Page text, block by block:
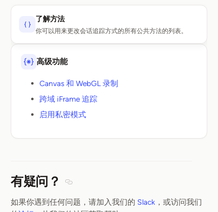
了解方法
你可以用来更改会话追踪方式的所有公共方法的列表。
高级功能
Canvas 和 WebGL 录制
跨域 iFrame 追踪
启用私密模式
有疑问？
如果你遇到任何问题，请加入我们的 Slack ，或访问我们